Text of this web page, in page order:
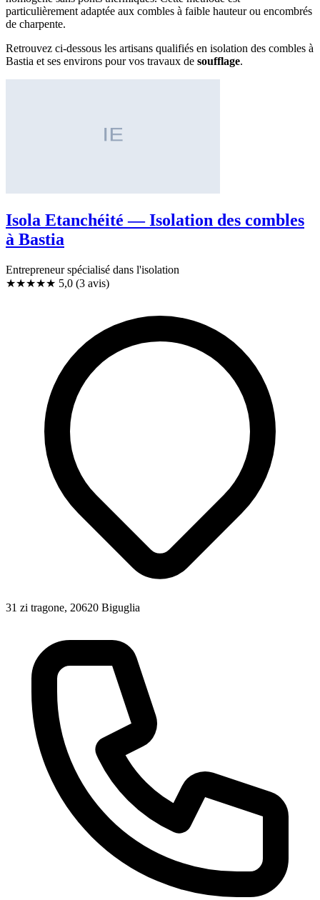
particulièrement adaptée aux combles à faible hauteur ou encombrés
de charpente.
Retrouvez ci-dessous les artisans qualifiés en isolation des combles à
Bastia et ses environs pour vos travaux de soufflage.
Isola Etanchéité — Isolation des combles
à Bastia
Entrepreneur spécialisé dans l'isolation
★★★★★ 5,0 (3 avis)
31 zi tragone, 20620 Biguglia